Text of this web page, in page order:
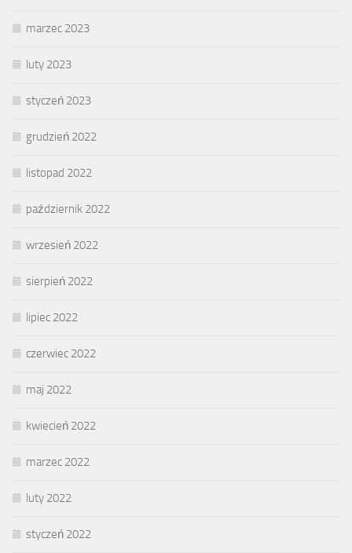
marzec 2023
luty 2023
styczeń 2023
grudzień 2022
listopad 2022
październik 2022
wrzesień 2022
sierpień 2022
lipiec 2022
czerwiec 2022
maj 2022
kwiecień 2022
marzec 2022
luty 2022
styczeń 2022